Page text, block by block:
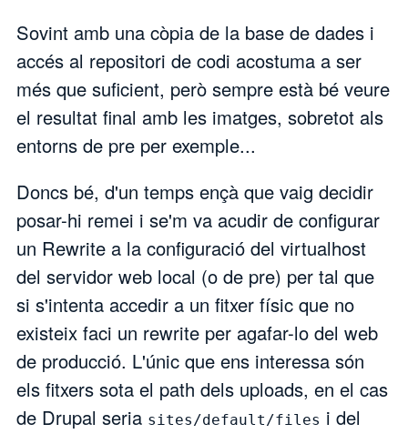
Sovint amb una còpia de la base de dades i
accés al repositori de codi acostuma a ser
més que suficient, però sempre està bé veure
el resultat final amb les imatges, sobretot als
entorns de pre per exemple...
Doncs bé, d'un temps ençà que vaig decidir
posar-hi remei i se'm va acudir de configurar
un Rewrite a la configuració del virtualhost
del servidor web local (o de pre) per tal que
si s'intenta accedir a un fitxer físic que no
existeix faci un rewrite per agafar-lo del web
de producció. L'únic que ens interessa són
els fitxers sota el path dels uploads, en el cas
de Drupal seria sites/default/files i del